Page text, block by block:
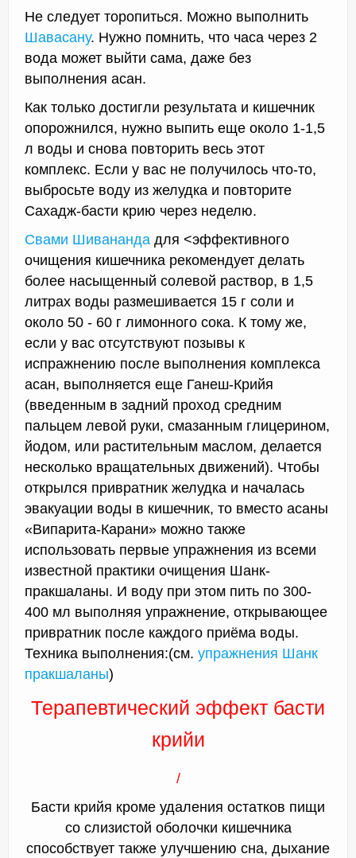
Не следует торопиться. Можно выполнить
Шавасану. Нужно помнить, что часа через 2
вода может выйти сама, даже без
выполнения асан.
Как только достигли результата и кишечник
опорожнился, нужно выпить еще около 1-1,5
л воды и снова повторить весь этот
комплекс. Если у вас не получилось что-то,
выбросьте воду из желудка и повторите
Сахадж-басти крию через неделю.
Свами Шивананда для <эффективного
очищения кишечника рекомендует делать
более насыщенный солевой раствор, в 1,5
литрах воды размешивается 15 г соли и
около 50 - 60 г лимонного сока. К тому же,
если у вас отсутствуют позывы к
испражнению после выполнения комплекса
асан, выполняется еще Ганеш-Крийя
(введенным в задний проход средним
пальцем левой руки, смазанным глицерином,
йодом, или растительным маслом, делается
несколько вращательных движений). Чтобы
открылся привратник желудка и началась
эвакуации воды в кишечник, то вместо асаны
«Випарита-Карани» можно также
использовать первые упражнения из всеми
известной практики очищения Шанк-
пракшаланы. И воду при этом пить по 300-
400 мл выполняя упражнение, открывающее
привратник после каждого приёма воды.
Техника выполнения:(см. упражнения Шанк
пракшаланы)
Терапевтический эффект басти
крийи
/
Басти крийя кроме удаления остатков пищи
со слизистой оболочки кишечника
способствует также улучшению сна, дыхание